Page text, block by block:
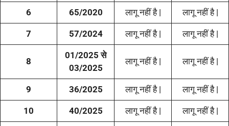
6 65/2020 लागू नहीं है | लागू नहीं है |
7 57/2024 लागू नहीं है | लागू नहीं है |
8
01/2025 से
03/2025
लागू नहीं है | लागू नहीं है |
9 36/2025 लागू नहीं है | लागू नहीं है |
10 40/2025 लागू नहीं है | लागू नहीं है |